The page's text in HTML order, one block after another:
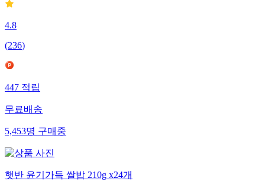
4.8
(236)
447 적립
무료배송
5,453명 구매중
햇반 윤기가득 쌀밥 210g x24개